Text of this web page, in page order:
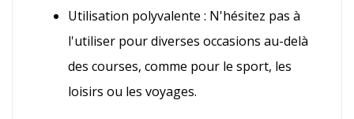
Utilisation polyvalente : N'hésitez pas à
l'utiliser pour diverses occasions au-delà
des courses, comme pour le sport, les
loisirs ou les voyages.